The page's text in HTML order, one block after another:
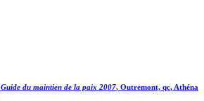
Guide du maintien de la paix 2007, Outremont, qc, Athéna